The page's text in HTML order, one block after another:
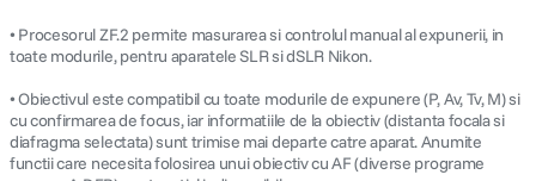
• Procesorul ZF.2 permite masurarea si controlul manual al expunerii, in
toate modurile, pentru aparatele SLR si dSLR Nikon.
• Obiectivul este compatibil cu toate modurile de expunere (P, Av, Tv, M) si
cu confirmarea de focus, iar informatiile de la obiectiv (distanta focala si
diafragma selectata) sunt trimise mai departe catre aparat. Anumite
functii care necesita folosirea unui obiectiv cu AF (diverse programe